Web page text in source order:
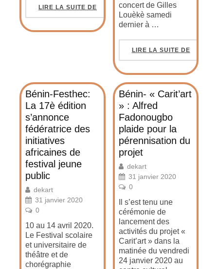
LIRE LA SUITE DE
concert de Gilles
Louèkè samedi
dernier à …
LIRE LA SUITE DE
Bénin-Festhec:
La 17è édition
s’annonce
fédératrice des
initiatives
africaines de
festival jeune
public
dekart
31 janvier 2020
0
10 au 14 avril 2020.
Le Festival scolaire
et universitaire de
théâtre et de
chorégraphie
Bénin- « Carit’art
» : Alfred
Fadonougbo
plaide pour la
pérennisation du
projet
dekart
31 janvier 2020
0
Il s’est tenu une
cérémonie de
lancement des
activités du projet «
Carit’art » dans la
matinée du vendredi
24 janvier 2020 au